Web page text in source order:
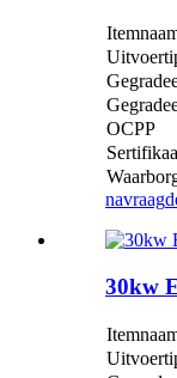
OCPP
navraag
30kw